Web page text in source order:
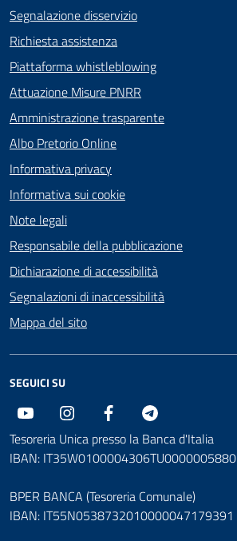
Segnalazione disservizio
Richiesta assistenza
Piattaforma whistleblowing
Attuazione Misure PNRR
Amministrazione trasparente
Albo Pretorio Online
Informativa privacy
Informativa sui cookie
Note legali
Responsabile della pubblicazione
Dichiarazione di accessibilità
Segnalazioni di inaccessibilità
Mappa del sito
SEGUICI SU
Youtube Instagram Facebook
Tesoreria Unica presso la Banca d'Italia
IBAN: IT35W0100004306TU0000005880
BPER BANCA (Tesoreria Comunale)
IBAN: IT55N0538732010000047179391